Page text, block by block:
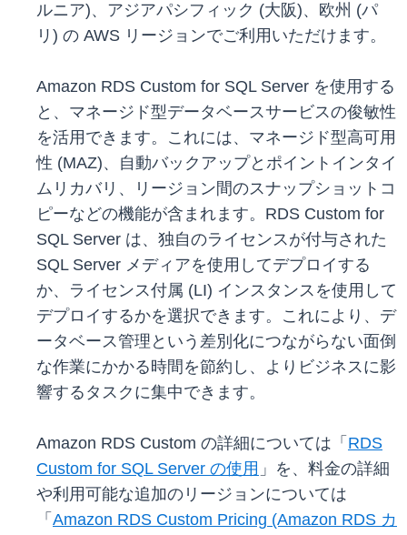
ルニア)、アジアパシフィック (大阪)、欧州 (パ
リ) の AWS リージョンでご利用いただけます。
Amazon RDS Custom for SQL Server を使用する
と、マネージド型データベースサービスの俊敏性
を活用できます。これには、マネージド型高可用
性 (MAZ)、自動バックアップとポイントインタイ
ムリカバリ、リージョン間のスナップショットコ
ピーなどの機能が含まれます。RDS Custom for
SQL Server は、独自のライセンスが付与された
SQL Server メディアを使用してデプロイする
か、ライセンス付属 (LI) インスタンスを使用して
デプロイするかを選択できます。これにより、デ
ータベース管理という差別化につながらない面倒
な作業にかかる時間を節約し、よりビジネスに影
響するタスクに集中できます。
Amazon RDS Custom の詳細については「 RDS
Custom for SQL Server の使用 」を、料金の詳細
や利用可能な追加のリージョンについては
「 Amazon RDS Custom Pricing (Amazon RDS カ